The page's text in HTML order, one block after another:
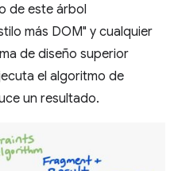
de este árbol
más DOM" y cualquier
de diseño superior
el algoritmo de
un resultado.